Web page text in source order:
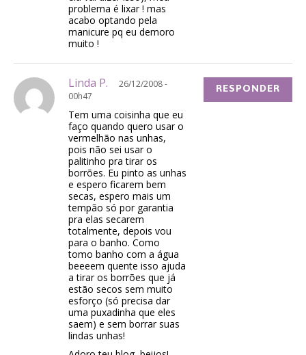
problema é lixar ! mas
acabo optando pela
manicure pq eu demoro
muito !
Linda P.
26/12/2008 -
00h47
Tem uma coisinha que eu
faço quando quero usar o
vermelhão nas unhas,
pois não sei usar o
palitinho pra tirar os
borrões. Eu pinto as unhas
e espero ficarem bem
secas, espero mais um
tempão só por garantia
pra elas secarem
totalmente, depois vou
para o banho. Como
tomo banho com a água
beeeem quente isso ajuda
a tirar os borrões que já
estão secos sem muito
esforço (só precisa dar
uma puxadinha que eles
saem) e sem borrar suas
lindas unhas!
RESPONDER